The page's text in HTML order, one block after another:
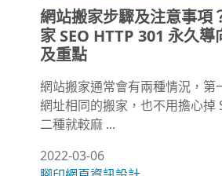
網站搬家步驟及注意事項
家 SEO HTTP 301 永久
及重點
網站搬家通常會有兩種情況，第
網址相同的搬家，也不用擔心掉
二種就較麻 ...
2022-03-06